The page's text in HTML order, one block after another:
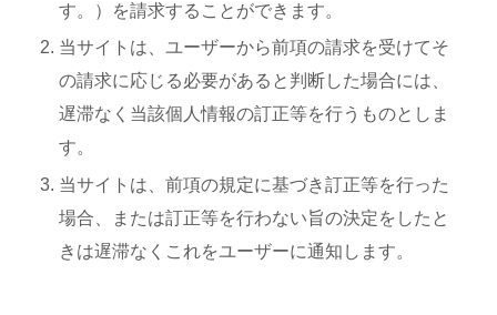
す。）を請求することができます。
当サイトは、ユーザーから前項の請求を受けてそ
の請求に応じる必要があると判断した場合には、
遅滞なく当該個人情報の訂正等を行うものとしま
す。
当サイトは、前項の規定に基づき訂正等を行った
場合、または訂正等を行わない旨の決定をしたと
きは遅滞なくこれをユーザーに通知します。